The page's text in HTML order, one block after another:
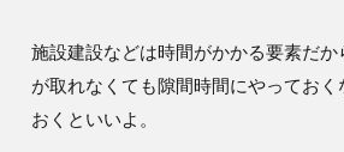
施設建設などは時間がかかる要素だか
が取れなくても隙間時間にやっておく
おくといいよ。